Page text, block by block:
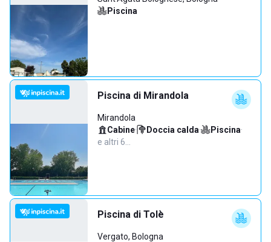
Piscina
Piscina di Mirandola
Mirandola
Cabine· Doccia calda· Piscina·
e altri 6…
Piscina di Tolè
Vergato, Bologna